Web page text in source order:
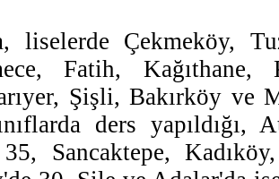
liselerde Çekmeköy,
Fatih, Kağıthane,
Şişli, Bakırköy ve
ders yapıldığı,
35, Sancaktepe,